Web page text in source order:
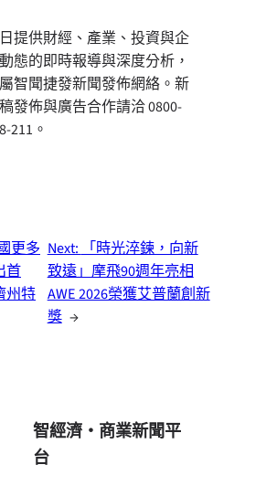
提供財經、產業、投資與企
態的即時報導與深度分析，
智聞捷發新聞發佈網絡。新
發佈與廣告合作請洽 0800-
211。
更多
首
州特
Next:
「時光淬鍊，向新
致遠」摩飛90週年亮相
AWE 2026榮獲艾普蘭創新
獎 →
智經濟・商業新聞平
台